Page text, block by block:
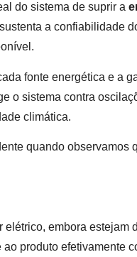
do sistema de suprir a
a confiabilidade
fonte energética e a
o sistema contra
climática.
quando observamos
embora estejam
produto efetivamente